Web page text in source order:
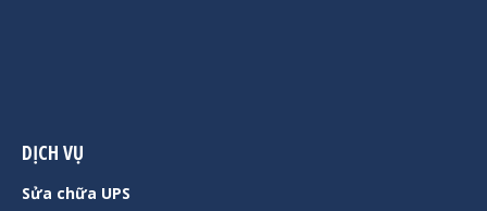
DỊCH VỤ
Sửa chữa UPS